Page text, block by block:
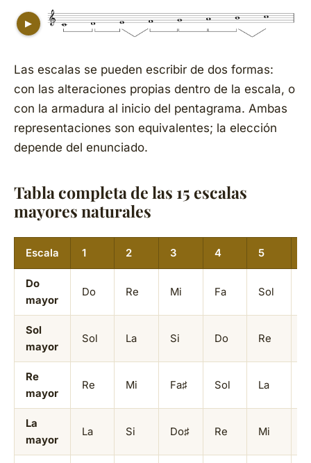
▶
Las escalas se pueden escribir de dos formas:
con las alteraciones propias dentro de la escala, o
con la armadura al inicio del pentagrama. Ambas
representaciones son equivalentes; la elección
depende del enunciado.
Tabla completa de las 15 escalas
mayores naturales
Escala 1 2 3 4 5
Do
mayor
Do Re Mi Fa Sol
Sol
mayor
Sol La Si Do Re
Re
mayor
Re Mi Fa♯ Sol La
La
mayor
La Si Do♯ Re Mi